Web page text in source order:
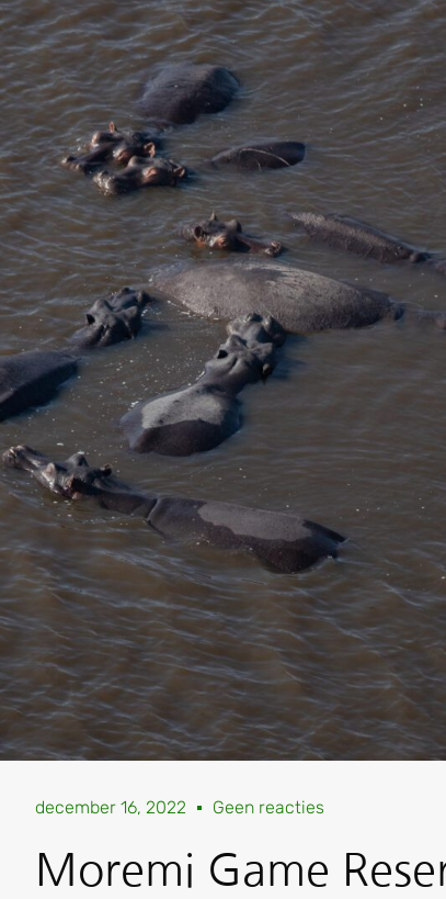
december 16, 2022 Geen reacties
Moremi Game